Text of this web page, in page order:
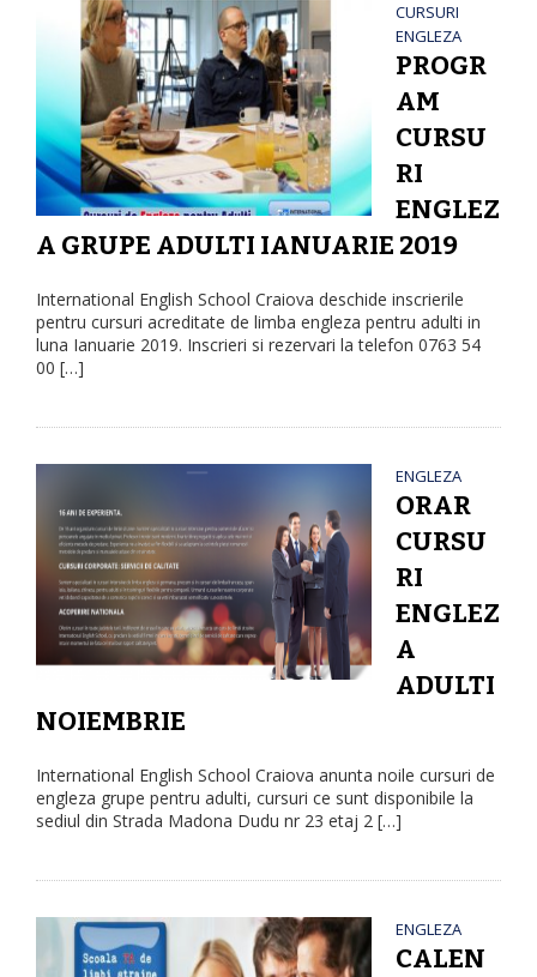
CURSURI
ENGLEZA
PROGR
AM
CURSU
RI
ENGLEZ
A GRUPE ADULTI IANUARIE 2019
International English School Craiova deschide inscrierile
pentru cursuri acreditate de limba engleza pentru adulti in
luna Ianuarie 2019. Inscrieri si rezervari la telefon 0763 54
00 […]
ENGLEZA
ORAR
CURSU
RI
ENGLEZ
A
ADULTI
NOIEMBRIE
International English School Craiova anunta noile cursuri de
engleza grupe pentru adulti, cursuri ce sunt disponibile la
sediul din Strada Madona Dudu nr 23 etaj 2 […]
ENGLEZA
CALEN